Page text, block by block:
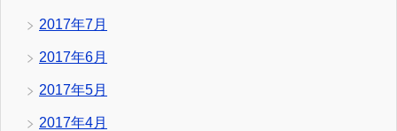
2017年7月
2017年6月
2017年5月
2017年4月